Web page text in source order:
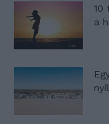
10
a